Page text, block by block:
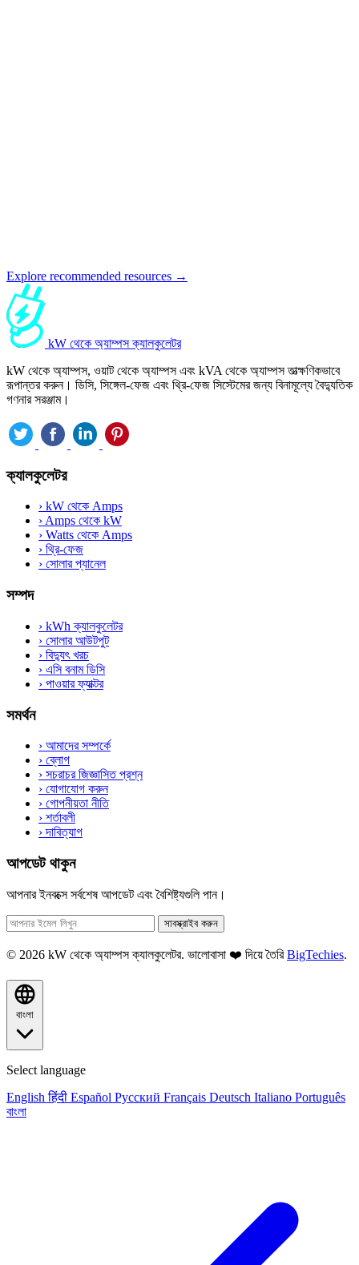
Explore recommended resources →
kW থেকে অ্যাম্পস ক্যালকুলেটর
kW থেকে অ্যাম্পস, ওয়াট থেকে অ্যাম্পস এবং kVA থেকে অ্যাম্পস তাত্ক্ষণিকভাবে
রূপান্তর করুন। ডিসি, সিঙ্গেল-ফেজ এবং থ্রি-ফেজ সিস্টেমের জন্য বিনামূল্যে বৈদ্যুতিক
গণনার সরঞ্জাম।
ক্যালকুলেটর
› kW থেকে Amps
›Amps থেকে kW
› Watts থেকে Amps
› থ্রি-ফেজ
› সোলার প্যানেল
সম্পদ
› kWh ক্যালকুলেটর
› সোলার আউটপুট
› বিদ্যুৎ খরচ
› এসি বনাম ডিসি
› পাওয়ার ফ্যাক্টর
সমর্থন
› আমাদের সম্পর্কে
› ব্লোগ
› সচরাচর জিজ্ঞাসিত প্রশ্ন
› যোগাযোগ করুন
› গোপনীয়তা নীতি
› শর্তাবলী
›দাবিত্যাগ
আপডেট থাকুন
আপনার ইনবক্সে সর্বশেষ আপডেট এবং বৈশিষ্ট্যগুলি পান।
সাবস্ক্রাইব করুন
© 2026 kW থেকে অ্যাম্পস ক্যালকুলেটর. ভালোবাসা ❤️ দিয়ে তৈরিBigTechies.
বাংলা
Select language
English हिंदी Español Русский Français Deutsch Italiano Português
বাংলা